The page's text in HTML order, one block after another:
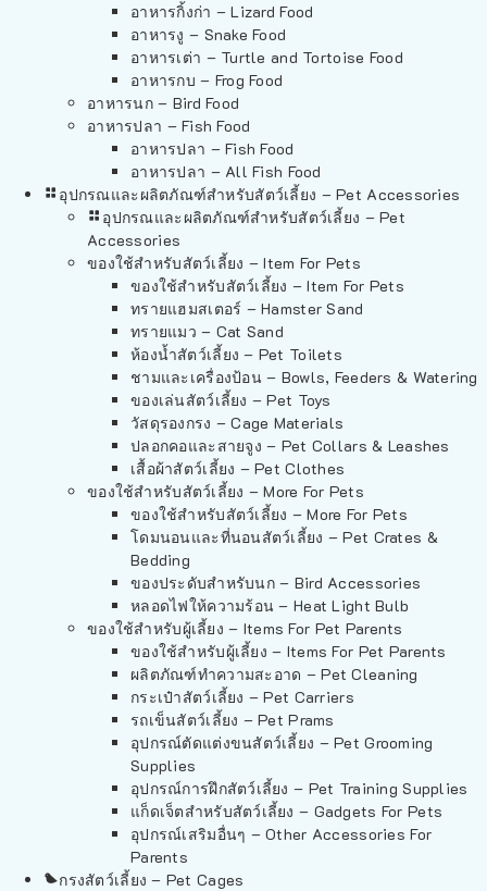
อาหารกิ้งก่า – Lizard Food
อาหารงู – Snake Food
อาหารเต่า – Turtle and Tortoise Food
อาหารกบ – Frog Food
อาหารนก – Bird Food
อาหารปลา – Fish Food
อาหารปลา – Fish Food
อาหารปลา – All Fish Food
อุปกรณและผลิตภัณฑ์สำหรับสัตว์เลี้ยง – Pet Accessories
อุปกรณและผลิตภัณฑ์สำหรับสัตว์เลี้ยง – Pet
Accessories
ของใช้สำหรับสัตว์เลี้ยง – Item For Pets
ของใช้สำหรับสัตว์เลี้ยง – Item For Pets
ทรายแฮมสเตอร์ – Hamster Sand
ทรายแมว – Cat Sand
ห้องน้ำสัตว์เลี้ยง – Pet Toilets
ชามและเครื่องป้อน – Bowls, Feeders & Watering
ของเล่นสัตว์เลี้ยง – Pet Toys
วัสดุรองกรง – Cage Materials
ปลอกคอและสายจูง – Pet Collars & Leashes
เสื้อผ้าสัตว์เลี้ยง – Pet Clothes
ของใช้สำหรับสัตว์เลี้ยง – More For Pets
ของใช้สำหรับสัตว์เลี้ยง – More For Pets
โดมนอนและที่นอนสัตว์เลี้ยง – Pet Crates &
Bedding
ของประดับสำหรับนก – Bird Accessories
หลอดไฟให้ความร้อน – Heat Light Bulb
ของใช้สำหรับผู้เลี้ยง – Items For Pet Parents
ของใช้สำหรับผู้เลี้ยง – Items For Pet Parents
ผลิตภัณฑ์ทำความสะอาด – Pet Cleaning
กระเป๋าสัตว์เลี้ยง – Pet Carriers
รถเข็นสัตว์เลี้ยง – Pet Prams
อุปกรณ์ตัดแต่งขนสัตว์เลี้ยง – Pet Grooming
Supplies
อุปกรณ์การฝึกสัตว์เลี้ยง – Pet Training Supplies
แก็ดเจ็ตสำหรับสัตว์เลี้ยง – Gadgets For Pets
อุปกรณ์เสริมอื่นๆ – Other Accessories For
Parents
กรงสัตว์เลี้ยง – Pet Cages